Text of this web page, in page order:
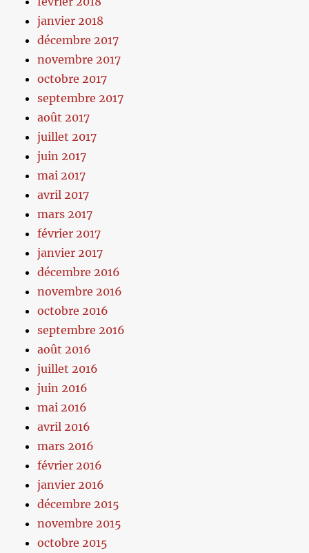
janvier 2018
décembre 2017
novembre 2017
octobre 2017
septembre 2017
août 2017
juillet 2017
juin 2017
mai 2017
avril 2017
mars 2017
février 2017
janvier 2017
décembre 2016
novembre 2016
octobre 2016
septembre 2016
août 2016
juillet 2016
juin 2016
mai 2016
avril 2016
mars 2016
février 2016
janvier 2016
décembre 2015
novembre 2015
octobre 2015